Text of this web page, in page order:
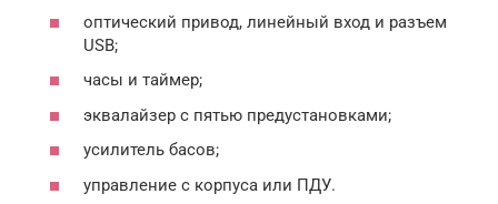
оптический привод, линейный вход и разъем
USB;
часы и таймер;
эквалайзер с пятью предустановками;
усилитель басов;
управление с корпуса или ПДУ.